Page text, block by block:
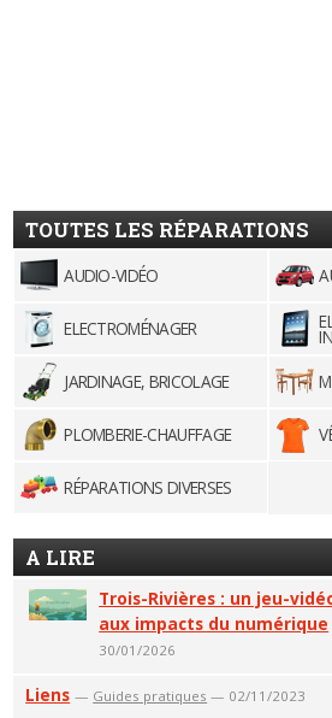
TOUTES LES RÉPARATIONS
AUDIO-VIDÉO
ELECTROMÉNAGER
JARDINAGE, BRICOLAGE
PLOMBERIE-CHAUFFAGE
RÉPARATIONS DIVERSES
A LIRE
Trois-Rivières : un jeu-
aux impacts du numérique
30/01/2026
Liens — Guides pratiques — 02/11/2023